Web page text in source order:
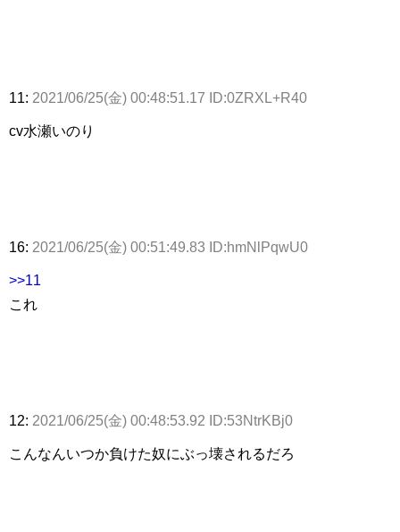
11: 2021/06/25(金) 00:48:51.17 ID:0ZRXL+R40
cv水瀬いのり
16: 2021/06/25(金) 00:51:49.83 ID:hmNlPqwU0
>>11
これ
12: 2021/06/25(金) 00:48:53.92 ID:53NtrKBj0
こんなんいつか負けた奴にぶっ壊されるだろ